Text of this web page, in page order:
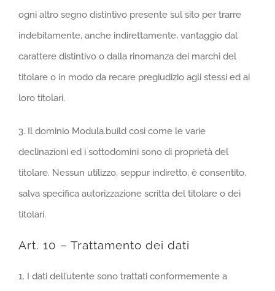
ogni altro segno distintivo presente sul sito per trarre
indebitamente, anche indirettamente, vantaggio dal
carattere distintivo o dalla rinomanza dei marchi del
titolare o in modo da recare pregiudizio agli stessi ed ai
loro titolari.
3. Il dominio Modula.build così come le varie
declinazioni ed i sottodomini sono di proprietà del
titolare. Nessun utilizzo, seppur indiretto, è consentito,
salva specifica autorizzazione scritta del titolare o dei
titolari.
Art. 10 – Trattamento dei dati
1. I dati dell’utente sono trattati conformemente a